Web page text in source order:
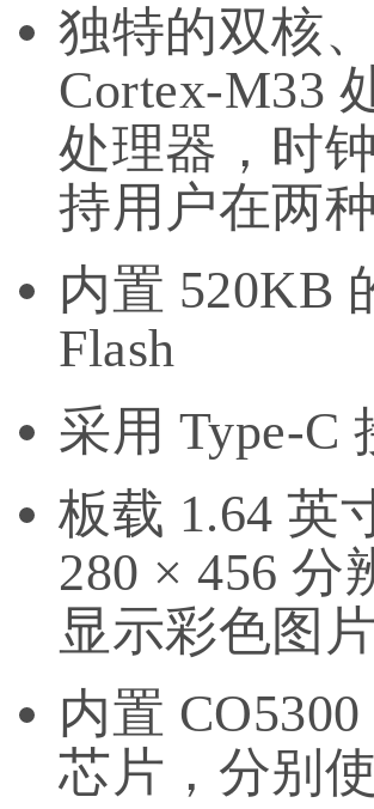
独特的双核
Cortex-M33
处理器，时
持用户在两
内置 520KB
Flash
采用 Type-C
板载 1.64 英
280 × 456
显示彩色图
内置
芯片，分别